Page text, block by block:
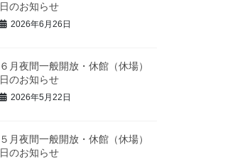
日のお知らせ
2026年6月26日
６月夜間一般開放・休館（休場）
日のお知らせ
2026年5月22日
５月夜間一般開放・休館（休場）
日のお知らせ